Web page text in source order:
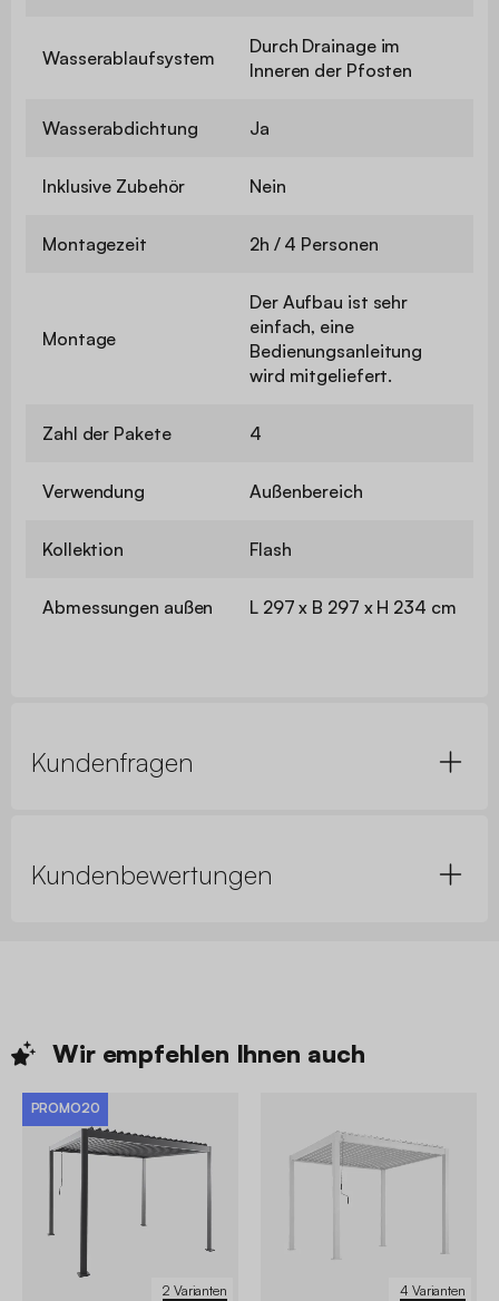
Wasserablaufsystem
Durch Drainage im
Inneren der Pfosten
Wasserabdichtung Ja
Inklusive Zubehör Nein
Montagezeit 2h / 4 Personen
Montage
Der Aufbau ist sehr
einfach, eine
Bedienungsanleitung
wird mitgeliefert.
Zahl der Pakete 4
Verwendung Außenbereich
Kollektion Flash
Abmessungen außen L 297 x B 297 x H 234 cm
Kundenfragen
Kundenbewertungen
Wir empfehlen Ihnen auch
2 Varianten
PROMO20
4 Varianten